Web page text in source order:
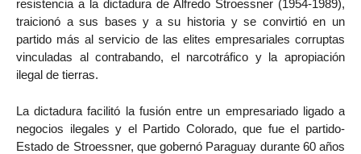
resistencia a la dictadura de Alfredo Stroessner (1954-1989),
traicionó a sus bases y a su historia y se convirtió en un
partido más al servicio de las elites empresariales corruptas
vinculadas al contrabando, el narcotráfico y la apropiación
ilegal de tierras.
La dictadura facilitó la fusión entre un empresariado ligado a
negocios ilegales y el Partido Colorado, que fue el partido-
Estado de Stroessner, que gobernó Paraguay durante 60 años